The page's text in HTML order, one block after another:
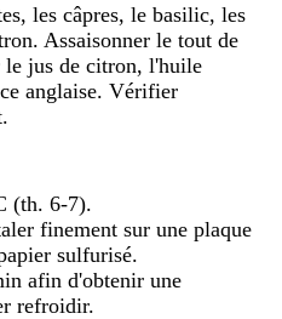
les câpres, le basilic, les
Assaisonner le tout de
le jus de citron, l'huile
anglaise. Vérifier
(th. 6-7).
finement sur une plaque
sulfurisé.
afin d'obtenir une
refroidir.